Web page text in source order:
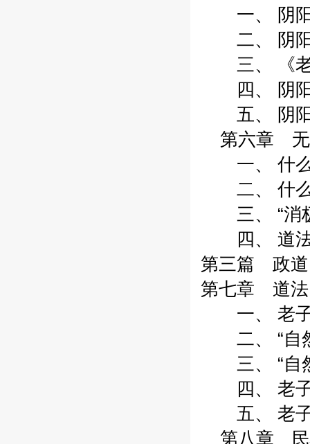
一、 阴阳
二、 阴阳:
三、 《老
四、 阴阳
五、 阴阳:
第六章 无
一、 什么
二、 什么
三、 “消极
四、 道法
第三篇 政道
第七章 道法
一、 老子
二、 “自然
三、 “自然
四、 老子
五、 老子
第八章 民